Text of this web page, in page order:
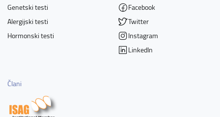
Genetski testi
Alergijski testi
Hormonski testi
Facebook
Twitter
Instagram
LinkedIn
Člani